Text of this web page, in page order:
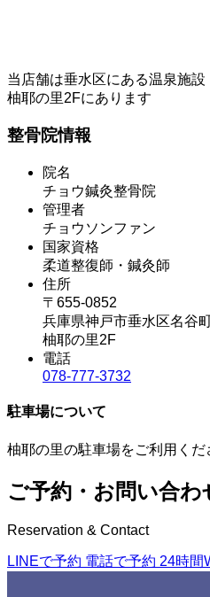
当店舗は垂水区にある温泉施設
柚耶の里2Fにあります
整骨院情報
院名
チョウ鍼灸整骨院
管理者
チョウソンファン
国家資格
柔道整復師・鍼灸師
住所
〒655-0852
兵庫県神戸市垂水区名谷
柚耶の里2F
電話
078-777-3732
駐車場について
柚耶の里の駐車場をご利用くだ
ご予約・お問い合わ
Reservation & Contact
LINEで予約 電話で予約 24時間